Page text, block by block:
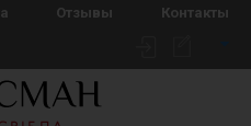
Отзывы Контакты